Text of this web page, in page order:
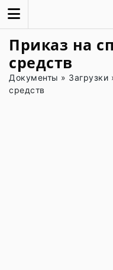
Приказ на
средств
Документы » Загрузки
средств